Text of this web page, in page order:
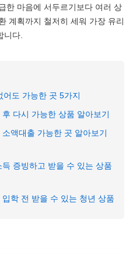
한 마음에 서두르기보다 여러 상
계획까지 철저히 세워 가장 유리
니다.
도 가능한 곳 5가지
다시 가능한 상품 알아보기
액대출 가능한 곳 알아보기
증빙하고 받을 수 있는 상품
학 전 받을 수 있는 청년 상품